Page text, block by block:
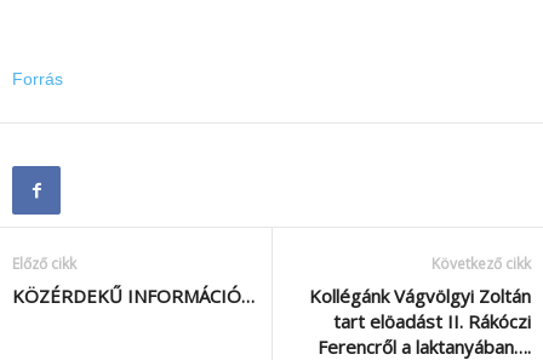
Forrás
Előző cikk
KÖZÉRDEKŰ INFORMÁCIÓ…
Következő cikk
Kollégánk Vágvölgyi Zoltán
tart elöadást II. Rákóczi
Ferencről a laktanyában….